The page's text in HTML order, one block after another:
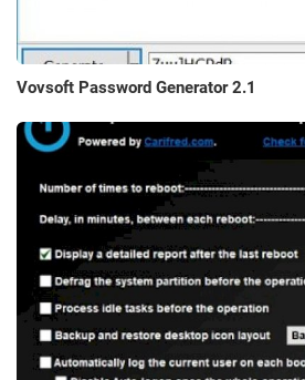
Vovsoft Password Generator 2.1